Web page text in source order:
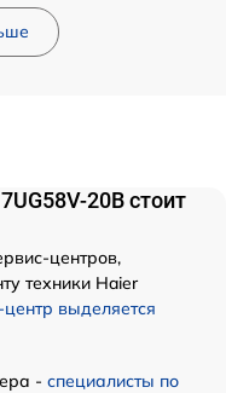
20B стоит
центров,
техники Haier
выделяется
- специалисты по